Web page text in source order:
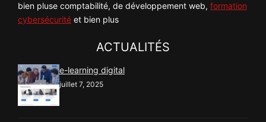
bien pluse comptabilité, de développement web, formation
cybersécurité et bien plus
ACTUALITÉS
e-learning digital
juillet 7, 2025